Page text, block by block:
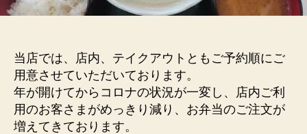
い
当店では、店内、テイクアウトともご予約順にご
用意させていただいております。
年が開けてからコロナの状況が一変し、店内ご利
用のお客さまがめっきり減り、お弁当のご注文が
増えてきております。